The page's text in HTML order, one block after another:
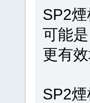
SP2
可能
更有
SP2